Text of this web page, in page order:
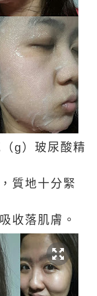
g）玻尿酸精
質地十分緊
收落肌膚。